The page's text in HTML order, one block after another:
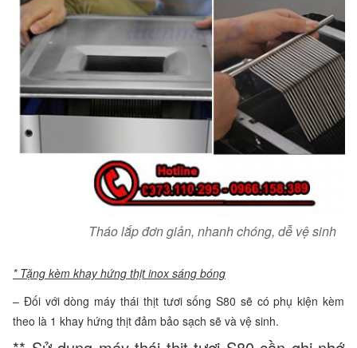
Tháo lắp đơn giản, nhanh chóng, dễ vệ sinh
* Tặng kèm khay hứng thịt inox sáng bóng
– Đối với dòng máy thái thịt tươi sống S80 sẽ có phụ kiện kèm
theo là 1 khay hứng thịt đảm bảo sạch sẽ và vệ sinh.